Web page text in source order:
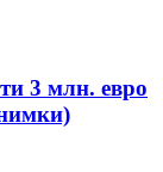
3 млн. евро